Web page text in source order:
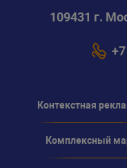
109431 г.
Контекстная
Комплексный